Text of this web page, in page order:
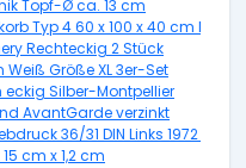
Topf-Ø ca. 13 cm
Typ 4 60 x 100 x 40 cm
Rechteckig 2 Stück
Größe XL 3er-Set
Silber-Montpellier
AvantGarde verzinkt
36/31 DIN Links 1972 x
cm x 1,2 cm